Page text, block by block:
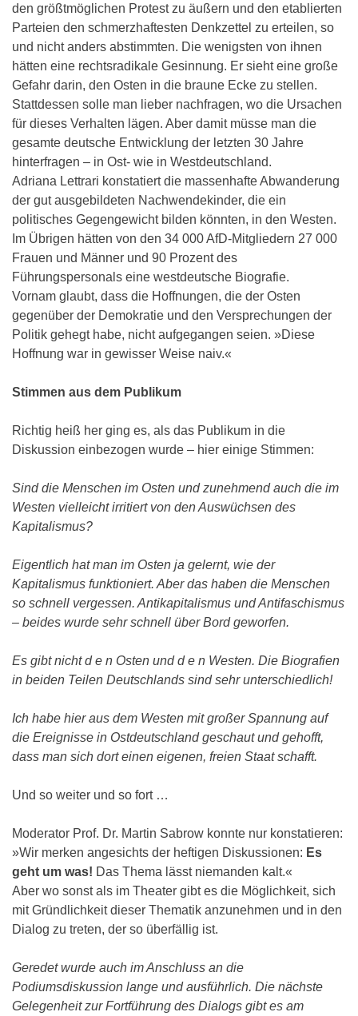
den größtmöglichen Protest zu äußern und den etablierten
Parteien den schmerzhaftesten Denkzettel zu erteilen, so
und nicht anders abstimmten. Die wenigsten von ihnen
hätten eine rechtsradikale Gesinnung. Er sieht eine große
Gefahr darin, den Osten in die braune Ecke zu stellen.
Stattdessen solle man lieber nachfragen, wo die Ursachen
für dieses Verhalten lägen. Aber damit müsse man die
gesamte deutsche Entwicklung der letzten 30 Jahre
hinterfragen – in Ost- wie in Westdeutschland.
Adriana Lettrari konstatiert die massenhafte Abwanderung
der gut ausgebildeten Nachwendekinder, die ein
politisches Gegengewicht bilden könnten, in den Westen.
Im Übrigen hätten von den 34 000 AfD-Mitgliedern 27 000
Frauen und Männer und 90 Prozent des
Führungspersonals eine westdeutsche Biografie.
Vornam glaubt, dass die Hoffnungen, die der Osten
gegenüber der Demokratie und den Versprechungen der
Politik gehegt habe, nicht aufgegangen seien. »Diese
Hoffnung war in gewisser Weise naiv.«
Stimmen aus dem Publikum
Richtig heiß her ging es, als das Publikum in die
Diskussion einbezogen wurde – hier einige Stimmen:
Sind die Menschen im Osten und zunehmend auch die im
Westen vielleicht irritiert von den Auswüchsen des
Kapitalismus?
Eigentlich hat man im Osten ja gelernt, wie der
Kapitalismus funktioniert. Aber das haben die Menschen
so schnell vergessen. Antikapitalismus und Antifaschismus
– beides wurde sehr schnell über Bord geworfen.
Es gibt nicht d e n Osten und d e n Westen. Die Biografien
in beiden Teilen Deutschlands sind sehr unterschiedlich!
Ich habe hier aus dem Westen mit großer Spannung auf
die Ereignisse in Ostdeutschland geschaut und gehofft,
dass man sich dort einen eigenen, freien Staat schafft.
Und so weiter und so fort …
Moderator Prof. Dr. Martin Sabrow konnte nur konstatieren:
»Wir merken angesichts der heftigen Diskussionen: Es
geht um was! Das Thema lässt niemanden kalt.«
Aber wo sonst als im Theater gibt es die Möglichkeit, sich
mit Gründlichkeit dieser Thematik anzunehmen und in den
Dialog zu treten, der so überfällig ist.
Geredet wurde auch im Anschluss an die
Podiumsdiskussion lange und ausführlich. Die nächste
Gelegenheit zur Fortführung des Dialogs gibt es am